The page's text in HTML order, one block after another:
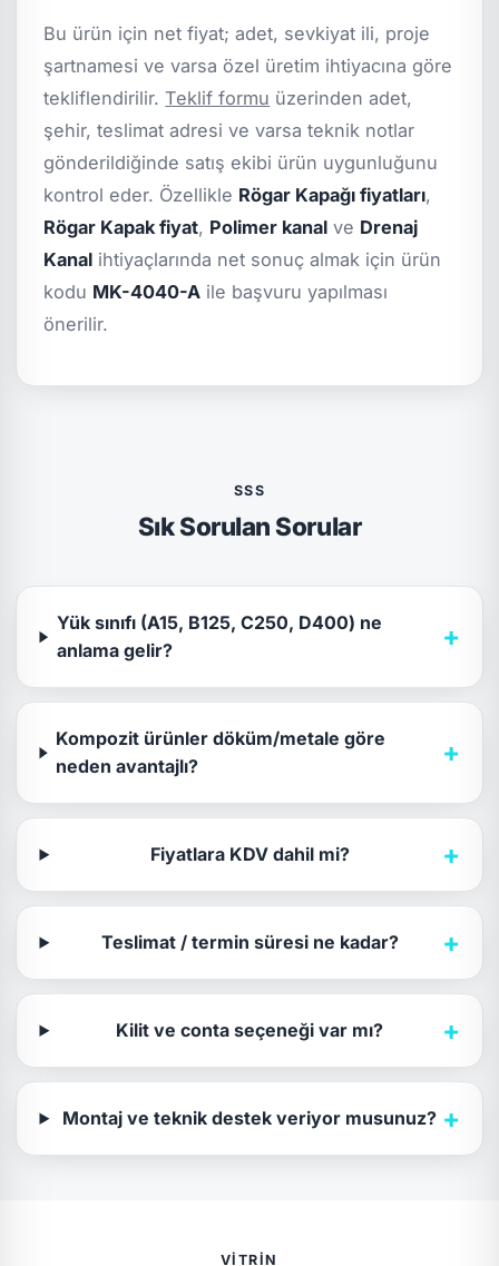
Bu ürün için net fiyat; adet, sevkiyat ili, proje
şartnamesi ve varsa özel üretim ihtiyacına göre
tekliflendirilir.Teklif formu üzerinden adet,
şehir, teslimat adresi ve varsa teknik notlar
gönderildiğinde satış ekibi ürün uygunluğunu
kontrol eder. Özellikle Rögar Kapağı fiyatları,
Rögar Kapak fiyat, Polimer kanal ve Drenaj
Kanal ihtiyaçlarında net sonuç almak için ürün
kodu MK-4040-A ile başvuru yapılması
önerilir.
SSS
Sık Sorulan Sorular
Yük sınıfı (A15, B125, C250, D400) ne
anlama gelir?
+
Kompozit ürünler döküm/metale göre
neden avantajlı?
+
Fiyatlara KDV dahil mi? +
Teslimat / termin süresi ne kadar? +
Kilit ve conta seçeneği var mı? +
Montaj ve teknik destek veriyor musunuz? +
VITRIN